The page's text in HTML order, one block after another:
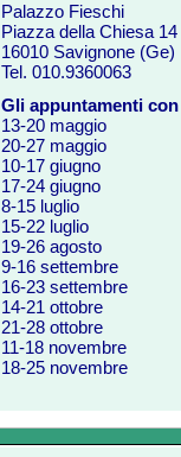
Palazzo Fieschi
Piazza della Chiesa 14
16010 Savignone (Ge)
Tel. 010.9360063
Gli appuntamenti
13-20 maggio
20-27 maggio
10-17 giugno
17-24 giugno
8-15 luglio
15-22 luglio
19-26 agosto
9-16 settembre
16-23 settembre
14-21 ottobre
21-28 ottobre
11-18 novembre
18-25